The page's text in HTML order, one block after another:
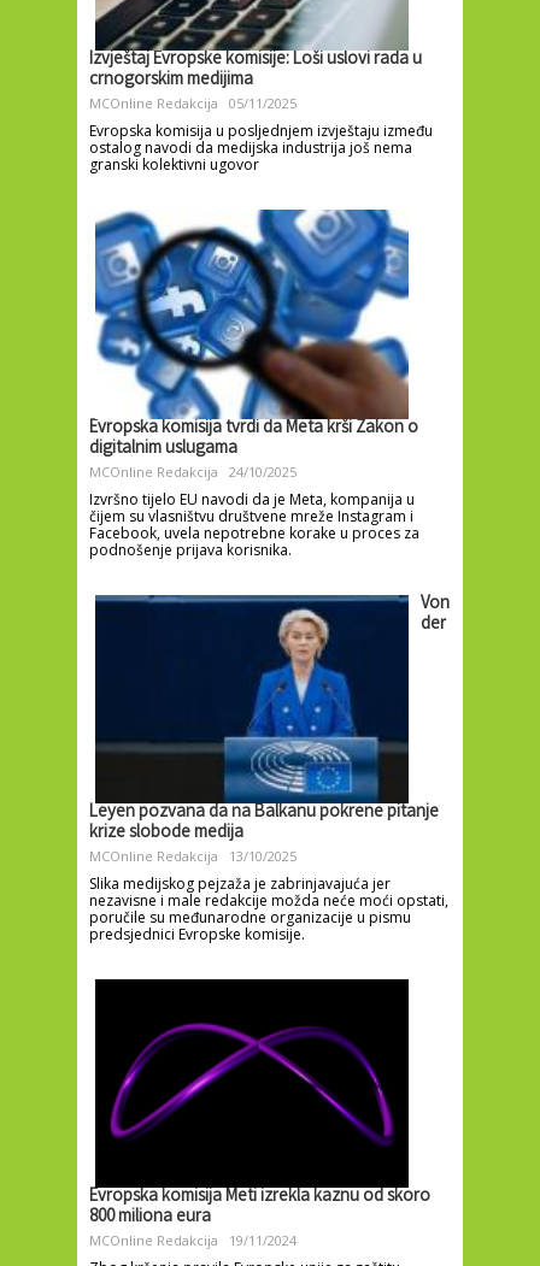
Izvještaj Evropske komisije: Loši uslovi rada u
crnogorskim medijima
MCOnline Redakcija 05/11/2025
Evropska komisija u posljednjem izvještaju između
ostalog navodi da medijska industrija još nema
granski kolektivni ugovor
Evropska komisija tvrdi da Meta krši Zakon o
digitalnim uslugama
MCOnline Redakcija 24/10/2025
Izvršno tijelo EU navodi da je Meta, kompanija u
čijem su vlasništvu društvene mreže Instagram i
Facebook, uvela nepotrebne korake u proces za
podnošenje prijava korisnika.
Von
der
Leyen pozvana da na Balkanu pokrene pitanje
krize slobode medija
MCOnline Redakcija 13/10/2025
Slika medijskog pejzaža je zabrinjavajuća jer
nezavisne i male redakcije možda neće moći opstati,
poručile su međunarodne organizacije u pismu
predsjednici Evropske komisije.
Evropska komisija Meti izrekla kaznu od skoro
800 miliona eura
MCOnline Redakcija 19/11/2024